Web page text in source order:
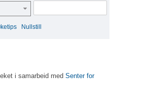
Nullstill
i samarbeid med Senter for